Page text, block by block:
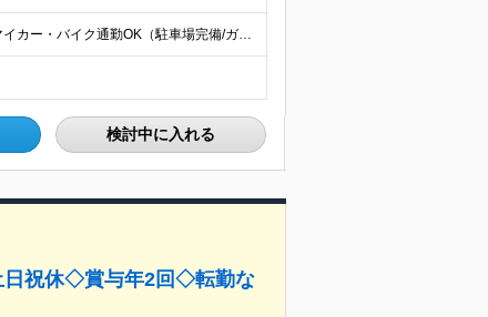
＊「大井競馬場前駅」・「5号バース前」バス停すぐ ＊マイカー・バイク通勤OK（駐車場完備/ガソリン代支給） 【東京営業所】 東京都品川区八潮2-8-9 【本社営業所】 千葉県佐倉市城内町247-1
検討中に入れる
祝休◇賞与年2回◇転勤な